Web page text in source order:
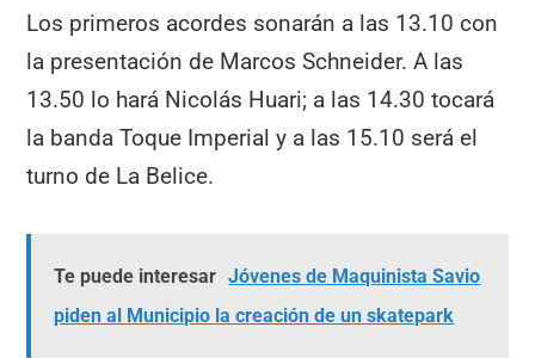
Los primeros acordes sonarán a las 13.10 con
la presentación de Marcos Schneider. A las
13.50 lo hará Nicolás Huari; a las 14.30 tocará
la banda Toque Imperial y a las 15.10 será el
turno de La Belice.
Te puede interesar Jóvenes de Maquinista Savio
piden al Municipio la creación de un skatepark